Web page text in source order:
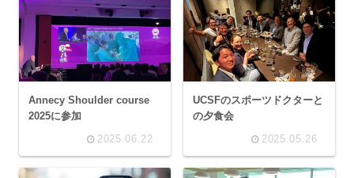
Annecy Shoulder course
2025に参加
2025.06.22
UCSFのスポーツドクターと
の夕食会
2025.05.26